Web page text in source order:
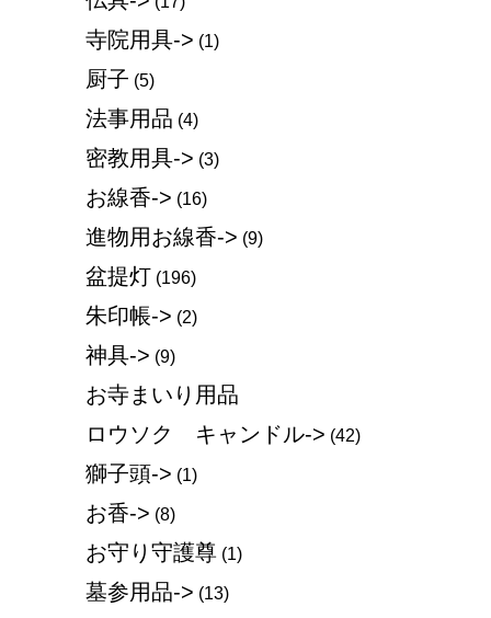
寺院用具-> (1)
厨子 (5)
法事用品 (4)
密教用具-> (3)
お線香-> (16)
進物用お線香-> (9)
盆提灯 (196)
朱印帳-> (2)
神具-> (9)
お寺まいり用品
ロウソク キャンドル-> (42)
獅子頭-> (1)
お香-> (8)
お守り守護尊 (1)
墓参用品-> (13)